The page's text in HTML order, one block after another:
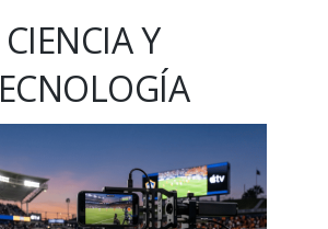
CIENCIA Y